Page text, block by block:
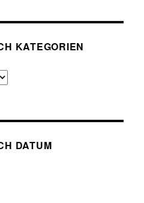
KATEGORIEN
DATUM